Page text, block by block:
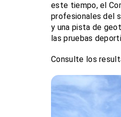
este tiempo, el
profesionales del
y una pista de
las pruebas
Consulte los